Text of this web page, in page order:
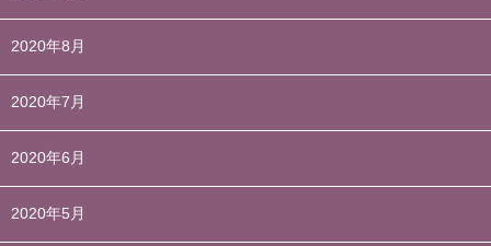
2020年8月
2020年7月
2020年6月
2020年5月